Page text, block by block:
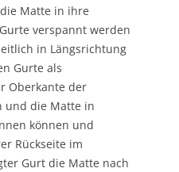
Matte in ihre
verspannt werden
in Längsrichtung
Gurte als
Oberkante der
und die Matte in
können und
Rückseite im
Gurt die Matte nach